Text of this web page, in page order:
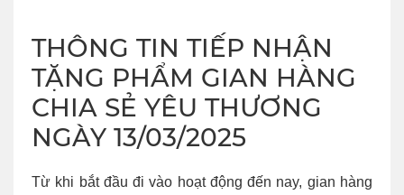
THÔNG TIN TIẾP NHẬN
TẶNG PHẨM GIAN HÀNG
CHIA SẺ YÊU THƯƠNG
NGÀY 13/03/2025
Từ khi bắt đầu đi vào hoạt động đến nay, gian hàng